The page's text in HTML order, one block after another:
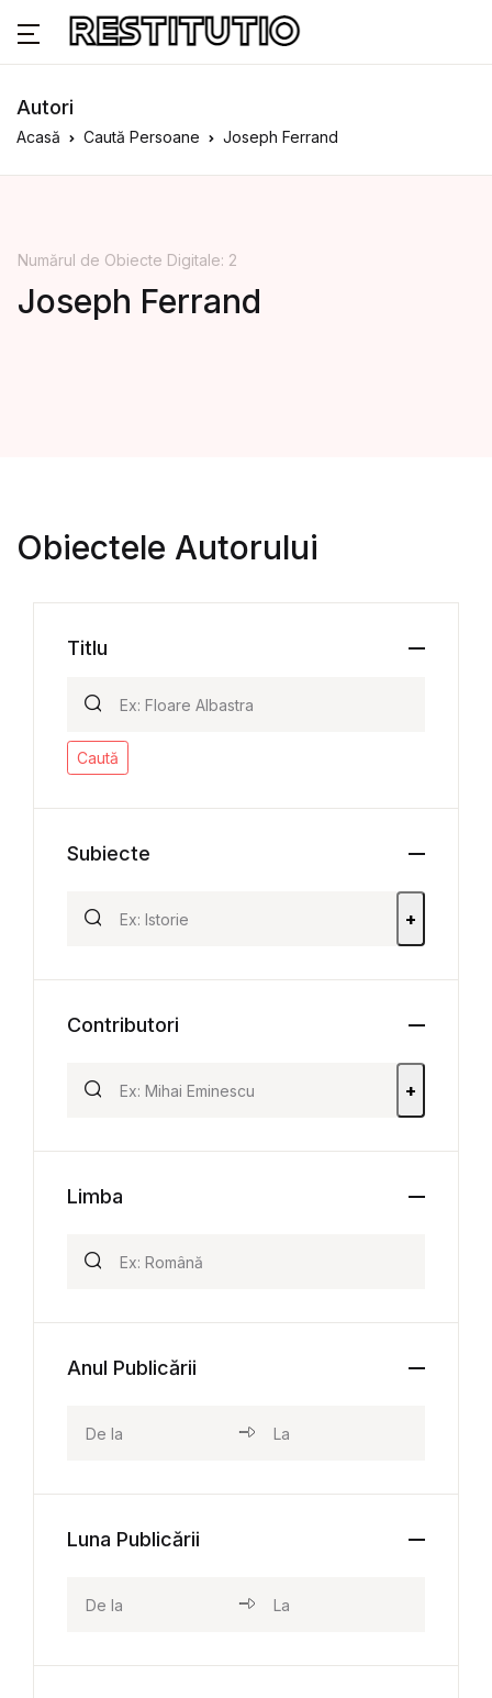
Autori
Acasă Caută Persoane Joseph Ferrand
Numărul de Obiecte Digitale: 2
Joseph Ferrand
Obiectele Autorului
Titlu
Caută
Subiecte
+
Contributori
+
Limba
Anul Publicării
Luna Publicării